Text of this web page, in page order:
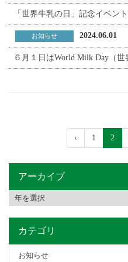
「世界牛乳の日」記念イベン
お知らせ 2024.06.01
６月１日はWorld Milk Day（世
‹ 1 2
アーカイブ
カテゴリ
お知らせ